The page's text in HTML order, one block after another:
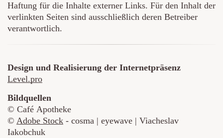
Haftung für die Inhalte externer Links. Für den Inhalt der
verlinkten Seiten sind ausschließlich deren Betreiber
verantwortlich.
Design und Realisierung der Internetpräsenz
Level.pro
Bildquellen
© Café Apotheke
© Adobe Stock - cosma | eyewave | Viacheslav
Iakobchuk